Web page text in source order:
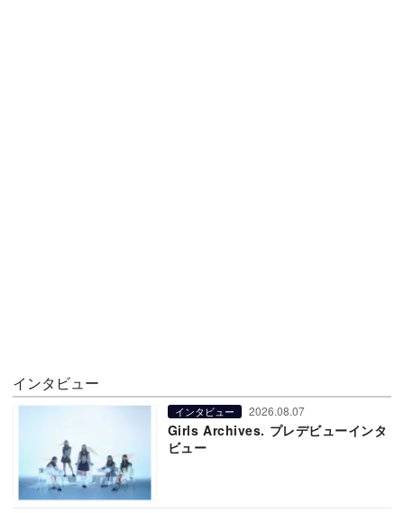
インタビュー
インタビュー 2026.08.07
Girls Archives. プレデビューインタ
ビュー